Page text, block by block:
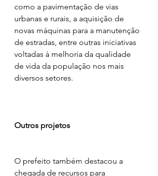
como a pavimentação de vias
urbanas e rurais, a aquisição de
novas máquinas para a manutenção
de estradas, entre outras iniciativas
voltadas à melhoria da qualidade
de vida da população nos mais
diversos setores.
Outros projetos
O prefeito também destacou a
chegada de recursos para